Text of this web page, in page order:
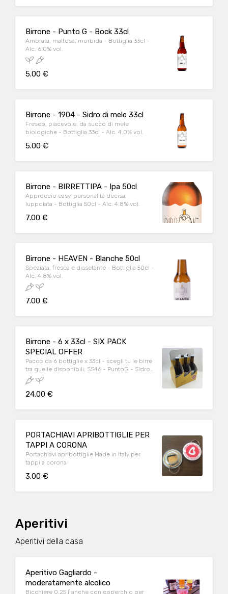
Birrone - Punto G - Bock 33cl
Ambrata, maltosa, morbida - Bottiglia 33cl -
Alc. 6.0% vol.
5.00 €
Birrone - 1904 - Sidro di mele 33cl
Fresco, piacevole, da succo di mele
biologiche - Bottiglia 33cl - Alc. 4.0% vol.
5.00 €
Birrone - BIRRETTIPA - Ipa 50cl
Approccio easy, personalità decisa,
luppolata - Bottiglia 50cl - Alc. 4.8% vol.
7.00 €
Birrone - HEAVEN - Blanche 50cl
Speziata, fresca e dissetante - Bottiglia 50cl -
Alc. 4.8% vol.
7.00 €
Birrone - 6 x 33cl - SIX PACK
SPECIAL OFFER
Pacco da 6 bottiglie x 33cl - scegli tu le birre
tra quelle disponibili: SS46 - PuntoG - Sidro
Mele
24.00 €
PORTACHIAVI APRIBOTTIGLIE PER
TAPPI A CORONA
Portachiavi apribottiglie Made in Italy per
tappi a corona
3.00 €
Aperitivi
Aperitivi della casa
Aperitivo Gagliardo -
moderatamente alcolico
Bicchiere 0.25 ( anche con coperchio per